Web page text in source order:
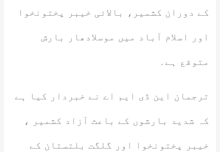
کے دوران کشمیر، بالائی خیبر پختونخوا
اور اسلام آباد میں موسلادھار بارش
متوقع ہے۔
ترجمان این ڈی ایم اے نے خبردار کیا ہے
کہ شدید بارشوں کے باعث آزاد کشمیر ،
خیبر پختونخوا اور گلگت بلتستان کے